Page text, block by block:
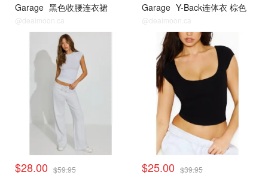
Garage 黑色收腰连衣裙
@dealmoon.ca
Garage Y-Back连体衣 棕色
@dealmoon.ca
$28.00 $59.95
小编推荐
$25.00 $39.95